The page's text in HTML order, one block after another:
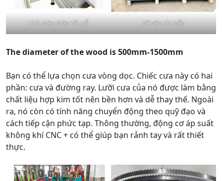
nhà máy-máy cắt gỗ đã vận chuyển
The diameter of the wood is 500mm-1500mm
Bạn có thể lựa chọn cưa vòng dọc. Chiếc cưa này có hai
phần: cưa và đường ray. Lưỡi cưa của nó được làm bằng
chất liệu hợp kim tốt nên bền hơn và dễ thay thế. Ngoài
ra, nó còn có tính năng chuyển động theo quỹ đạo và
cách tiếp cận phức tạp. Thông thường, động cơ áp suất
không khí CNC + có thể giúp bạn rảnh tay và rất thiết
thực.